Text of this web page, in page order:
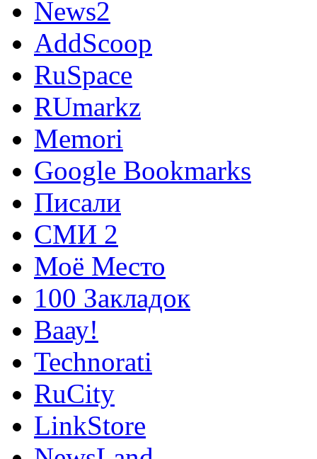
News2
AddScoop
RuSpace
RUmarkz
Memori
Google Bookmarks
Писали
СМИ 2
Моё Место
100 Закладок
Ваау!
Technorati
RuCity
LinkStore